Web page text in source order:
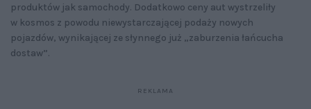
produktów jak samochody. Dodatkowo ceny aut wystrzeliły
w kosmos z powodu niewystarczającej podaży nowych
pojazdów, wynikającej ze słynnego już „zaburzenia łańcucha
dostaw”.